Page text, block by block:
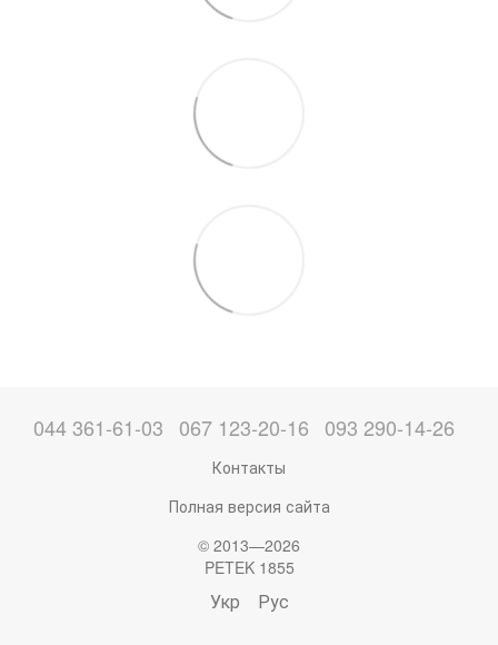
044 361-61-03 067 123-20-16 093 290-14-26
Контакты
Полная версия сайта
© 2013—2026
PETEK 1855
Укр Рус